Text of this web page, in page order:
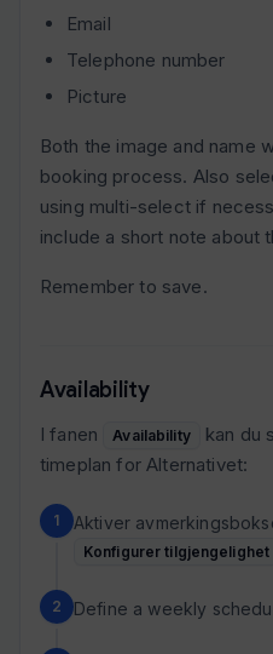
Email
Telephone number
Picture
Both the image and name
booking process. Also
using multi-select if
include a short note about
Remember to save.
Availability
I fanen Availability
kan du
timeplan for Alternativet:
Aktiver
Konfigurer tilgjengelighet
Define a weekly